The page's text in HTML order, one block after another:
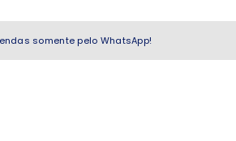
somente pelo WhatsApp!